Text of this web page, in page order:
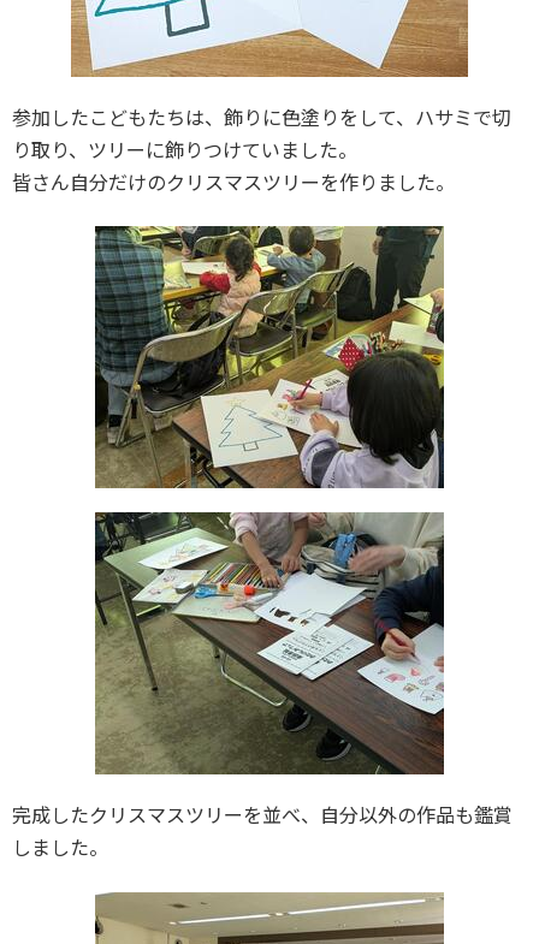
参加したこどもたちは、飾りに色塗りをして、ハサミで切
り取り、ツリーに飾りつけていました。
皆さん自分だけのクリスマスツリーを作りました。
完成したクリスマスツリーを並べ、自分以外の作品も鑑賞
しました。